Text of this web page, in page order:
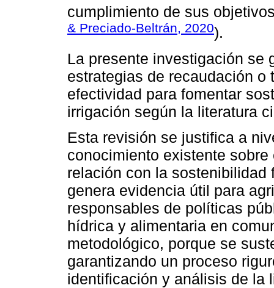
cumplimiento de sus
& Preciado-Beltrán, 2020).
La presente investigación se
estrategias de recaudación
efectividad para fomentar
irrigación según la literatura
Esta revisión se justifica a
conocimiento existente
relación con la
genera evidencia útil para
responsables de políticas
hídrica y alimentaria en
metodológico, porque se
garantizando un proceso
identificación y análisis de la